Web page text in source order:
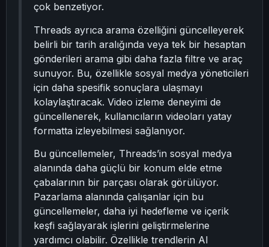
çok benzetiyor.
Threads ayrıca arama özelliğini güncelleyerek
belirli bir tarih aralığında veya tek bir hesaptan
gönderileri arama gibi daha fazla filtre ve araç
sunuyor. Bu, özellikle sosyal medya yöneticileri
için daha spesifik sonuçlara ulaşmayı
kolaylaştıracak. Video izleme deneyimi de
güncellenerek, kullanıcıların videoları yatay
formatta izleyebilmesi sağlanıyor.
Bu güncellemeler, Threads’in sosyal medya
alanında daha güçlü bir konum elde etme
çabalarının bir parçası olarak görülüyor.
Pazarlama alanında çalışanlar için bu
güncellemeler, daha iyi hedefleme ve içerik
keşfi sağlayarak işlerini geliştirmelerine
yardımcı olabilir. Özellikle trendlerin AI